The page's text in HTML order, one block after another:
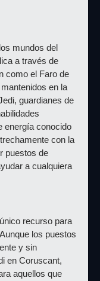
mundos del
a través de
como el Faro de
en la
guardianes de
energía conocido
con la
puestos de
a cualquiera
recurso para
los puestos
y sin
en Coruscant,
aquellos que